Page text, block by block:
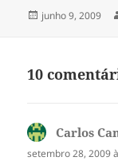
Publicado
junho 9, 2009
10
Carlos
setembro 28, 2009